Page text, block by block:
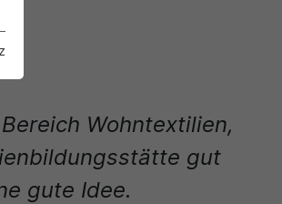
Wohntextilien,
gut
gute Idee.